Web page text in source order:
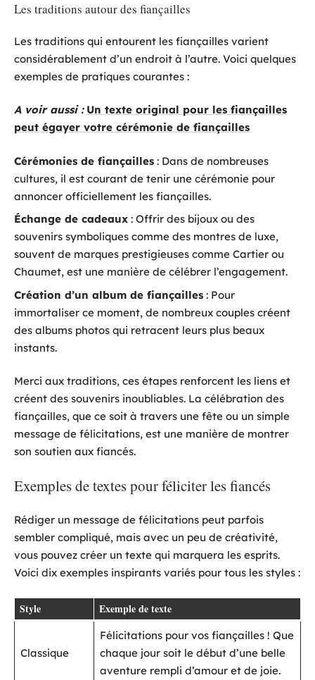
Les traditions autour des fiançailles
Les traditions qui entourent les fiançailles varient
considérablement d’un endroit à l’autre. Voici quelques
exemples de pratiques courantes :
A voir aussi : Un texte original pour les fiançailles
peut égayer votre cérémonie de fiançailles
Cérémonies de fiançailles : Dans de nombreuses
cultures, il est courant de tenir une cérémonie pour
annoncer officiellement les fiançailles.
Échange de cadeaux : Offrir des bijoux ou des
souvenirs symboliques comme des montres de luxe,
souvent de marques prestigieuses comme Cartier ou
Chaumet, est une manière de célébrer l’engagement.
Création d’un album de fiançailles : Pour
immortaliser ce moment, de nombreux couples créent
des albums photos qui retracent leurs plus beaux
instants.
Merci aux traditions, ces étapes renforcent les liens et
créent des souvenirs inoubliables. La célébration des
fiançailles, que ce soit à travers une fête ou un simple
message de félicitations, est une manière de montrer
son soutien aux fiancés.
Exemples de textes pour féliciter les fiancés
Rédiger un message de félicitations peut parfois
sembler compliqué, mais avec un peu de créativité,
vous pouvez créer un texte qui marquera les esprits.
Voici dix exemples inspirants variés pour tous les styles :
Style Exemple de texte
Classique
Félicitations pour vos fiançailles ! Que
chaque jour soit le début d’une belle
aventure rempli d’amour et de joie.